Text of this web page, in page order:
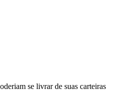
se livrar de suas carteiras